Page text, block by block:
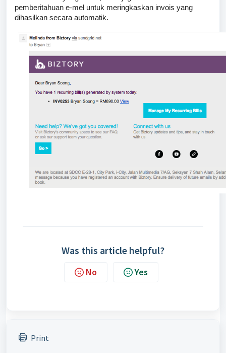
pemberitahuan e-mel untuk meringkaskan invois yang
dihasilkan secara automatik.
Was this article helpful?
No Yes
Print